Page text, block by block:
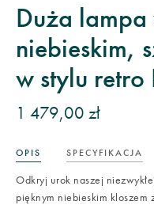
Duża
niebieskim,
w stylu retro
1 479,00 zł
OPIS SPECYFIKACJA
Odkryj urok naszej
pięknym niebieskim kloszem